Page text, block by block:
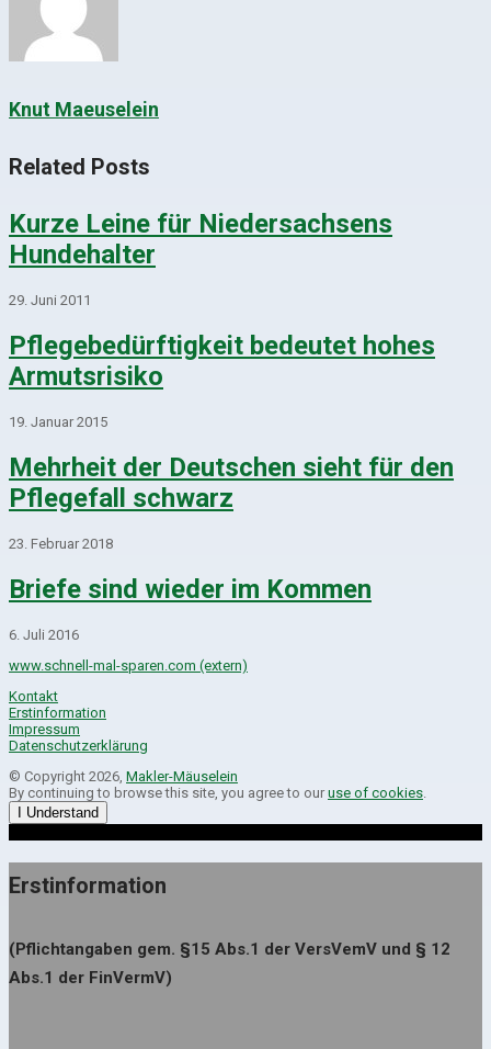
Knut Maeuselein
Related Posts
Kurze Leine für Niedersachsens
Hundehalter
29. Juni 2011
Pflegebedürftigkeit bedeutet hohes
Armutsrisiko
19. Januar 2015
Mehrheit der Deutschen sieht für den
Pflegefall schwarz
23. Februar 2018
Briefe sind wieder im Kommen
6. Juli 2016
www.schnell-mal-sparen.com (extern)
Kontakt
Erstinformation
Impressum
Datenschutzerklärung
© Copyright 2026, Makler-Mäuselein
By continuing to browse this site, you agree to our use of cookies
I Understand
Erstinformation
(Pflichtangaben gem. §15 Abs.1 der VersVemV und § 12
Abs.1 der FinVermV)